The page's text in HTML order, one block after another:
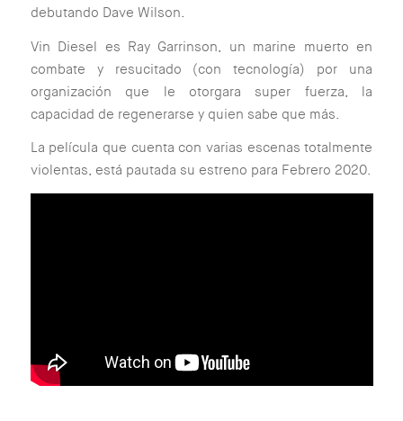
debutando Dave Wilson.
Vin Diesel es Ray Garrinson, un marine muerto en
combate y resucitado (con tecnología) por una
organización que le otorgara super fuerza, la
capacidad de regenerarse y quien sabe que más.
La película que cuenta con varias escenas totalmente
violentas, está pautada su estreno para Febrero 2020.